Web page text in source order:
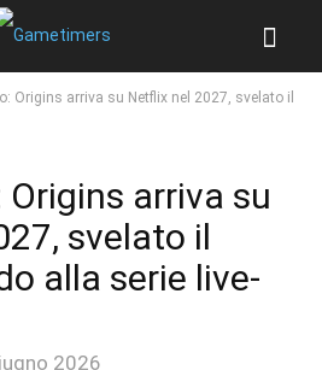
Origins arriva su Netflix nel 2027, svelato il
Origins arriva su
svelato il
alla serie live-
2026